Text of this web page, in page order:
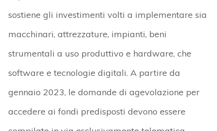
sostiene gli investimenti volti a implementare sia
macchinari, attrezzature, impianti, beni
strumentali a uso produttivo e hardware, che
software e tecnologie digitali. A partire da
gennaio 2023, le domande di agevolazione per
accedere ai fondi predisposti devono essere